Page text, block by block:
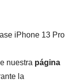
iPhone 13 Pro
nuestra página
la